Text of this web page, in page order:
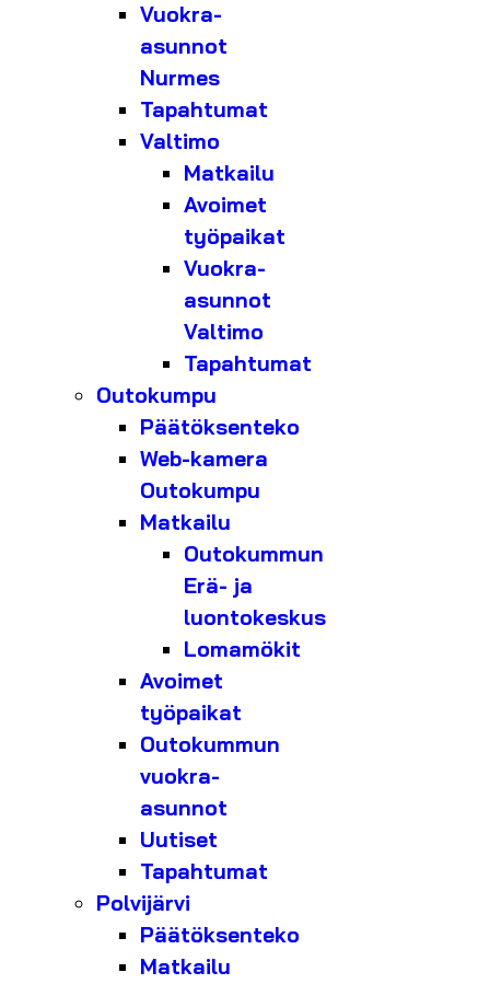
Vuokra-
asunnot
Nurmes
Tapahtumat
Valtimo
Matkailu
Avoimet
työpaikat
Vuokra-
asunnot
Valtimo
Tapahtumat
Outokumpu
Päätöksenteko
Web-kamera
Outokumpu
Matkailu
Outokummun
Erä- ja
luontokeskus
Lomamökit
Avoimet
työpaikat
Outokummun
vuokra-
asunnot
Uutiset
Tapahtumat
Polvijärvi
Päätöksenteko
Matkailu